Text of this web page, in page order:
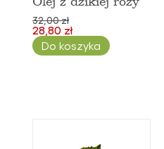
32,00 zł
28,80 zł
Do koszyka